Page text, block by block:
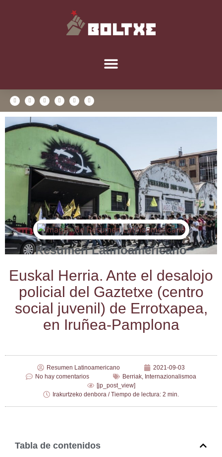
Resumen Latinoamericano
Eus­kal Herria. Ante el des­alo­jo
poli­cial del Gaz­tetxe (cen­tro
social juve­nil) de Errotxa­pea,
en Iruñea-Pamplona
Resumen Latinoamericano
2021-09-03
No hay comentarios
Berriak Internazionalismoa
[jp_post_view]
Irakurtzeko denbora / Tiempo de lectura: 2 min.
Tabla de contenidos